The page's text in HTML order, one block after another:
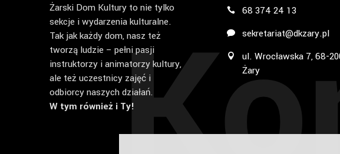
Żarski Dom Kultury to nie tylko
sekcje i wydarzenia kulturalne.
Tak jak każdy dom, nasz też
tworzą ludzie – pełni pasji
instruktorzy i animatorzy kultury,
ale też uczestnicy zajęć i
odbiorcy naszych działań.
W tym również i Ty!
68 374 24 13
sekretariat@dkzary.pl
ul. Wrocławska 7, 68-
Żary